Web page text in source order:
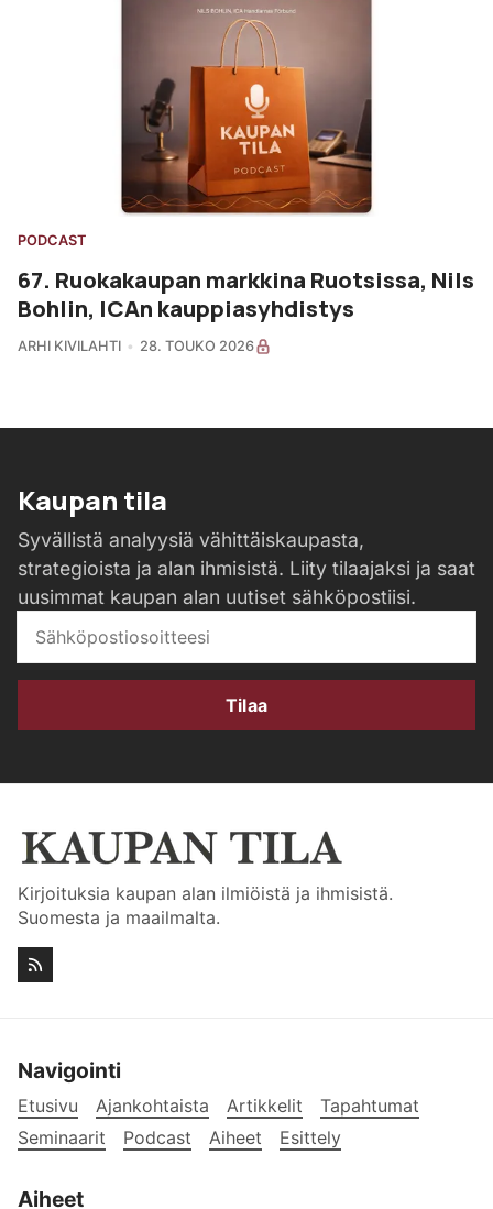
PODCAST
67. Ruokakaupan markkina Ruotsissa, Nils
Bohlin, ICAn kauppiasyhdistys
ARHI KIVILAHTI 28. TOUKO 2026
Kaupan tila
Syvällistä analyysiä vähittäiskaupasta,
strategioista ja alan ihmisistä. Liity tilaajaksi ja saat
uusimmat kaupan alan uutiset sähköpostiisi.
Tilaa
Kirjoituksia kaupan alan ilmiöistä ja ihmisistä.
Suomesta ja maailmalta.
Navigointi
Etusivu Ajankohtaista Artikkelit
Tapahtumat
Seminaarit
Podcast Aiheet Esittely
Aiheet